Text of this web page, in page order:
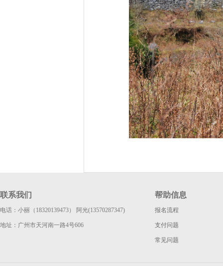
联系我们
电话：小丽（18320139473） 阿光(13570287347)
地址：广州市天河南一路4号606
帮助信息
报名流程
支付问题
常见问题